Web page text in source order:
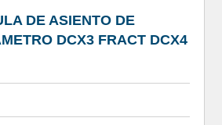
DE ASIENTO DE
DCX3 FRACT DCX4